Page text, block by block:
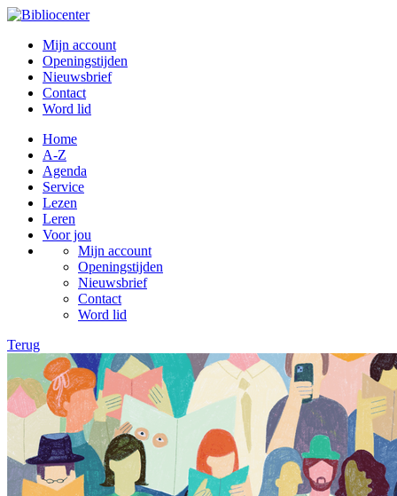
Mijn account
Openingstijden
Nieuwsbrief
Contact
Word lid
Home
A-Z
Agenda
Service
Lezen
Leren
Voor jou
Mijn account
Openingstijden
Nieuwsbrief
Contact
Word lid
Terug